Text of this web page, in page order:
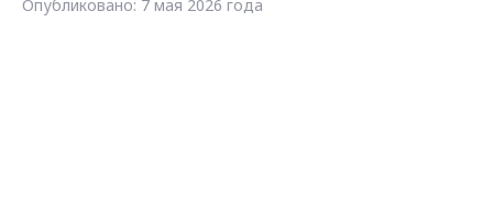
Опубликовано: 7 мая 2026 года